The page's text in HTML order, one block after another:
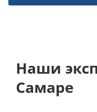
Наши
Самаре